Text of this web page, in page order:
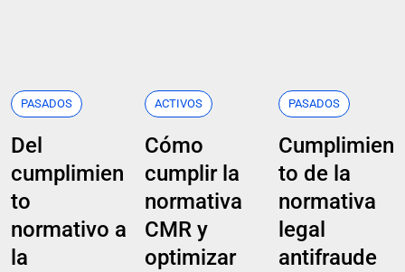
PASADOS
Del
cumplimien
to
normativo a
la
ACTIVOS
Cómo
cumplir la
normativa
CMR y
optimizar
PASADOS
Cumplimien
to de la
normativa
legal
antifraude